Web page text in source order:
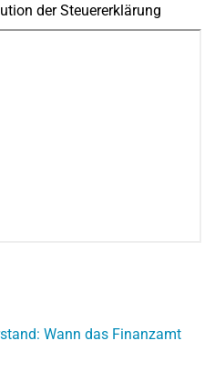
der Steuererklärung
Wann das Finanzamt